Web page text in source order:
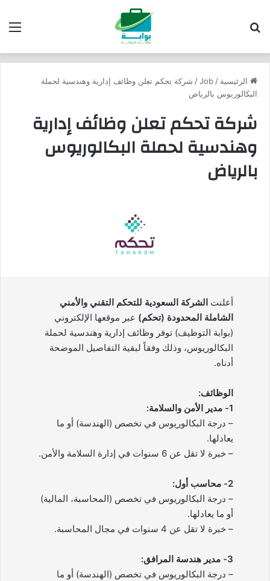
الرئيسية /
Job
/ شركة تحكم تعلن وظائف إدارية وهندسية لحملة
البكالوريوس بالرياض
شركة تحكم تعلن وظائف إدارية
وهندسية لحملة البكالوريوس
بالرياض
أعلنت الشركة السعودية للتحكم التقني والأمني
الشاملة المحدودة (تحكم) عبر موقعها الإلكتروني
(بوابة التوظيف) توفر وظائف إدارية وهندسية لحملة
البكالوريوس، وذلك وفقاً لبقية التفاصيل الموضحة
أدناه.
الوظائف:
1- مدير الأمن والسلامة:
– درجة البكالوريوس في تخصص (الهندسة) أو ما
يعادلها.
– خبرة لا تقل عن 6 سنوات في إدارة السلامة والأمن.
2- محاسب أول:
– درجة البكالوريوس في تخصص (المحاسبة، المالية)
أو ما يعادلها.
– خبرة لا تقل عن 4 سنوات في مجال المحاسبة.
3- مدير هندسة المرافق:
– درجة البكالوريوس في تخصص (الهندسة) أو ما